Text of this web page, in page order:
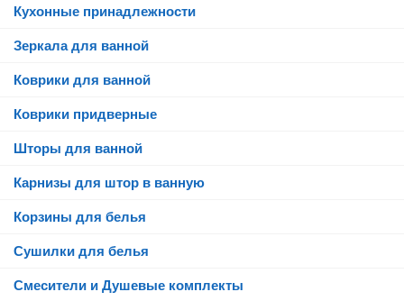
Кухонные принадлежности
Зеркала для ванной
Коврики для ванной
Коврики придверные
Шторы для ванной
Карнизы для штор в ванную
Корзины для белья
Сушилки для белья
Смесители и Душевые комплекты